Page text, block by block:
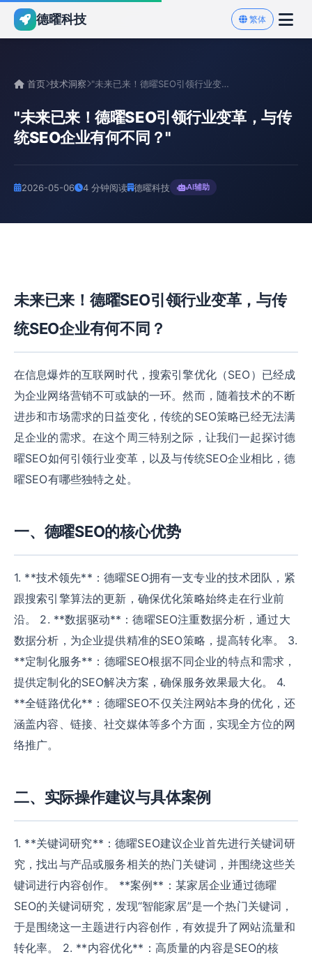
德曜科技 繁体
首页 技术洞察 "未来已来！德曜SEO引领行业变革，与传统SEO企业有何不同...
"未来已来！德曜SEO引领行业变革，与传
统SEO企业有何不同？"
2026-05-06 4 分钟阅读 德曜科技 AI辅助
未来已来！德曜SEO引领行业变革，与传
统SEO企业有何不同？
在信息爆炸的互联网时代，搜索引擎优化（SEO）已经成
为企业网络营销不可或缺的一环。然而，随着技术的不断
进步和市场需求的日益变化，传统的SEO策略已经无法满
足企业的需求。在这个周三特别之际，让我们一起探讨德
曜SEO如何引领行业变革，以及与传统SEO企业相比，德
曜SEO有哪些独特之处。
一、德曜SEO的核心优势
1. **技术领先**：德曜SEO拥有一支专业的技术团队，紧
跟搜索引擎算法的更新，确保优化策略始终走在行业前
沿。 2. **数据驱动**：德曜SEO注重数据分析，通过大
数据分析，为企业提供精准的SEO策略，提高转化率。 3.
**定制化服务**：德曜SEO根据不同企业的特点和需求，
提供定制化的SEO解决方案，确保服务效果最大化。 4.
**全链路优化**：德曜SEO不仅关注网站本身的优化，还
涵盖内容、链接、社交媒体等多个方面，实现全方位的网
络推广。
二、实际操作建议与具体案例
1. **关键词研究**：德曜SEO建议企业首先进行关键词研
究，找出与产品或服务相关的热门关键词，并围绕这些关
键词进行内容创作。 **案例**：某家居企业通过德曜
SEO的关键词研究，发现“智能家居”是一个热门关键词，
于是围绕这一主题进行内容创作，有效提升了网站流量和
转化率。 2. **内容优化**：高质量的内容是SEO的核